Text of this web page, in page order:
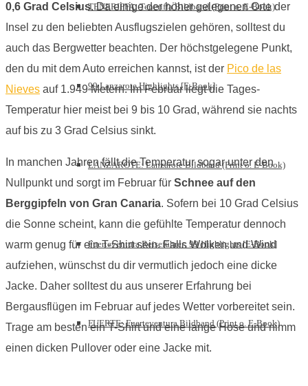
TENERIFFA: Teneriffa Bildband (Print o. E-Book)
99 Lanzarote Highlights [E-Book]
LANZAROTE: Lanzarote Bildband (Print o. E-Book)
Fuerteventura Reiseführer: 99 Highlights [E-Book]
FUERTE: Fuerteventura Bildband (Print o. E-Book)
0,6 Grad Celsius. Da einige der höher gelegenen Orte der
Insel zu den beliebten Ausflugszielen gehören, solltest du
auch das Bergwetter beachten. Der höchstgelegene Punkt,
den du mit dem Auto erreichen kannst, ist der Pico de las
Nieves auf 1.949 Metern. Im Februar liegt die Tages-
Temperatur hier meist bei 9 bis 10 Grad, während sie nachts
auf bis zu 3 Grad Celsius sinkt.
In manchen Jahren fällt die Temperatur sogar unter den
Nullpunkt und sorgt im Februar für Schnee auf den
Berggipfeln von Gran Canaria. Sofern bei 10 Grad Celsius
die Sonne scheint, kann die gefühlte Temperatur dennoch
warm genug für ein T-Shirt sein. Falls Wolken und Wind
aufziehen, wünschst du dir vermutlich jedoch eine dicke
Jacke. Daher solltest du aus unserer Erfahrung bei
Bergausflügen im Februar auf jedes Wetter vorbereitet sein.
Trage am besten ein T-Shirt und eine lange Hose und nimm
einen dicken Pullover oder eine Jacke mit.